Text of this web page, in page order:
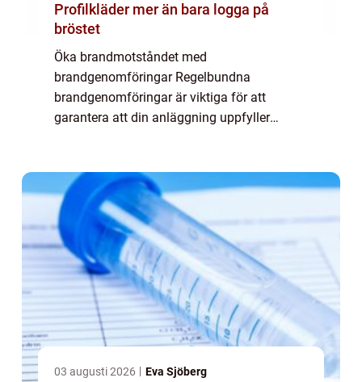
Profilkläder mer än bara logga på
bröstet
Öka brandmotståndet med
brandgenomföringar Regelbundna
brandgenomföringar är viktiga för att
garantera att din anläggning uppfyller
erbjuder många företag specialiser...
03 augusti 2026 Eva Sjöberg